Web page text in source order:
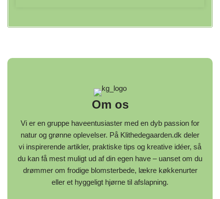
Om os
Vi er en gruppe haveentusiaster med en dyb passion for
natur og grønne oplevelser. På Klithedegaarden.dk deler
vi inspirerende artikler, praktiske tips og kreative idéer, så
du kan få mest muligt ud af din egen have – uanset om du
drømmer om frodige blomsterbede, lækre køkkenurter
eller et hyggeligt hjørne til afslapning.